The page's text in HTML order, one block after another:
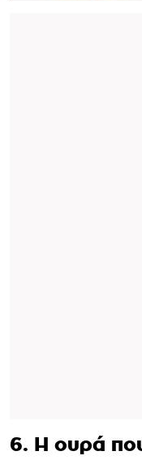
6. Η ουρά